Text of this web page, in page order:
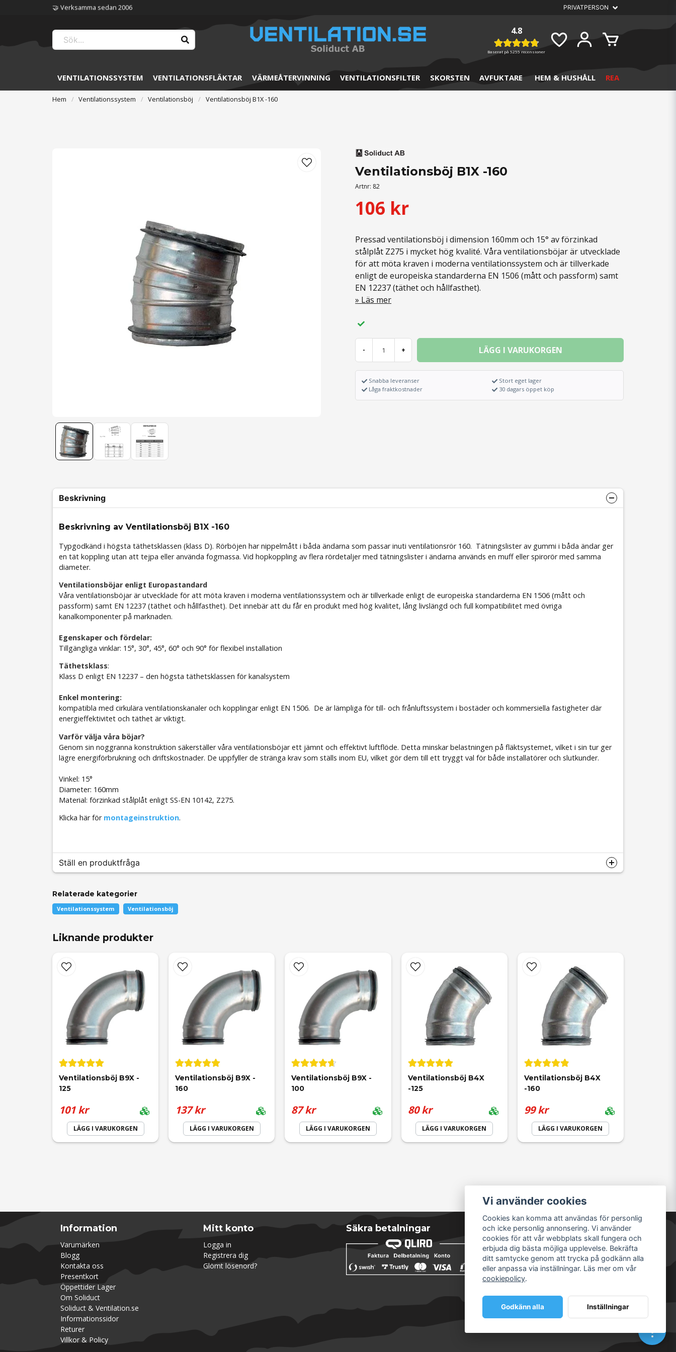
🏆 Störst på ventilation
4.8
Baserat på 5255 recensioner
VENTILATIONSSYSTEM VENTILATIONSFLÄKTAR VÄRMEÅTERVINNING VENTILATIONSFILTER SKORSTEN AVFUKTARE HEM & HUSHÅLL REA
Hem Ventilationssystem Ventilationsböj Ventilationsböj B1X -160
Ventilationsböj B1X -160
Artnr: 82
106 kr
Pressad ventilationsböj i dimension 160mm och 15° av förzinkad
stålplåt Z275 i mycket hög kvalité. Våra ventilationsböjar är utvecklade
för att möta kraven i moderna ventilationssystem och är tillverkade
enligt de europeiska standarderna EN 1506 (mått och passform) samt
EN 12237 (täthet och hållfasthet).
Läs mer
- + LÄGG I VARUKORGEN
Snabba leveranser
Låga fraktkostnader
Stort eget lager
30 dagars öppet köp
Beskrivning
Beskrivning av Ventilationsböj B1X -160
Typgodkänd i högsta täthetsklassen (klass D). Rörböjen har nippelmått i båda ändarna som passar inuti ventilationsrör 160. Tätningslister av gummi i båda ändar ger
en tät koppling utan att tejpa eller använda fogmassa. Vid hopkoppling av flera rördetaljer med tätningslister i ändarna används en muff eller spirorör med samma
diameter.
Ventilationsböjar enligt Europastandard
Våra ventilationsböjar är utvecklade för att möta kraven i moderna ventilationssystem och är tillverkade enligt de europeiska standarderna EN 1506 (mått och
passform) samt EN 12237 (täthet och hållfasthet). Det innebär att du får en produkt med hög kvalitet, lång livslängd och full kompatibilitet med övriga
kanalkomponenter på marknaden.
Egenskaper och fördelar:
Tillgängliga vinklar: 15°, 30°, 45°, 60° och 90° för flexibel installation
Täthetsklass:
Klass D enligt EN 12237 – den högsta täthetsklassen för kanalsystem
Enkel montering:
kompatibla med cirkulära ventilationskanaler och kopplingar enligt EN 1506. De är lämpliga för till- och frånluftssystem i bostäder och kommersiella fastigheter där
energieffektivitet och täthet är viktigt.
Varför välja våra böjar?
Genom sin noggranna konstruktion säkerställer våra ventilationsböjar ett jämnt och effektivt luftflöde. Detta minskar belastningen på fläktsystemet, vilket i sin tur ger
lägre energiförbrukning och driftskostnader. De uppfyller de stränga krav som ställs inom EU, vilket gör dem till ett tryggt val för både installatörer och slutkunder.
Vinkel: 15°
Diameter: 160mm
Material: förzinkad stålplåt enligt SS-EN 10142, Z275.
Klicka här för montageinstruktion.
Ställ en produktfråga
Fråga oss något om denna produkten...
name email
Mejladress
Ja, ni får publicera min fråga
Skicka fråga
Relaterade kategorier
Ventilationssystem Ventilationsböj
Liknande produkter
Ventilationsböj B9X -
125
101 kr
LÄGG I VARUKORGEN
Ventilationsböj B9X -
160
137 kr
LÄGG I VARUKORGEN
Ventilationsböj B9X -
100
87 kr
LÄGG I VARUKORGEN
Ventilationsböj B4X
-125
80 kr
LÄGG I VARUKORGEN
Ventilationsböj B4X
-160
99 kr
LÄGG I VARUKORGEN
Information
Varumärken
Blogg
Kontakta oss
Presentkort
Öppettider Lager
Om Soliduct
Soliduct & Ventilation.se
Informationssidor
Returer
Villkor & Policy
Mitt konto
Logga in
Registrera dig
Glömt lösenord?
Säkra betalningar
Vi använder cookies
Cookies kan komma att användas för personlig
och icke personlig annonsering. Vi använder
cookies för att vår webbplats skall fungera och
erbjuda dig bästa möjliga upplevelse. Bekräfta
ditt samtycke genom att trycka på godkänn alla
eller anpassa via inställningar. Läs mer om vår
cookiepolicy.
Godkänn alla Inställningar